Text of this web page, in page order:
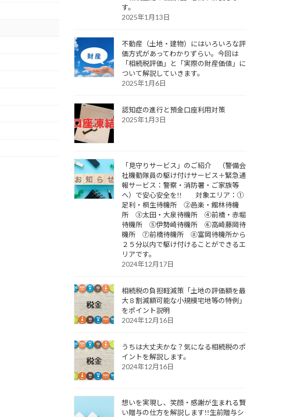
す。
2025年1月13日
不動産（土地・建物）にはいろいろな評
価方式があってわかりずらい。今回は
「相続税評価」と「実際の財産価値」に
ついて解説していきます。
2025年1月6日
認知症の進行と預金口座利用対策
2025年1月3日
「見守りサービス」のご紹介 （警備会
社機動隊員の駆け付けサービス＋緊急通
報サービス：警察・消防署・ご家族等
へ）で安心安全を!! 対象エリア：①
足利・桐生待機所 ②邑楽・館林待機
所 ③太田・大泉待機所 ④前橋・赤堀
待機所 ⑤伊勢崎待機所 ⑥高崎藤岡待
機所 ⑦前橋待機所 ⑧富岡待機所から
２５分以内で駆け付けることができるエ
リアです。
2024年12月17日
相続税の負担軽減策「土地の評価額を最
大８割減額可能な小規模宅地等の特例」
をポイント説明
2024年12月16日
うちは大丈夫かな？気になる相続税のポ
イントを解説します。
2024年12月16日
想いを実現し、笑顔・感謝が生まれる賢
い贈与の仕方を解説します!!生前贈与シ